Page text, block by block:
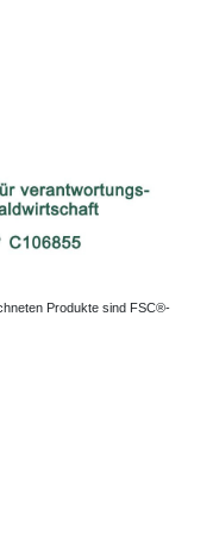
Produkte sind FSC®-